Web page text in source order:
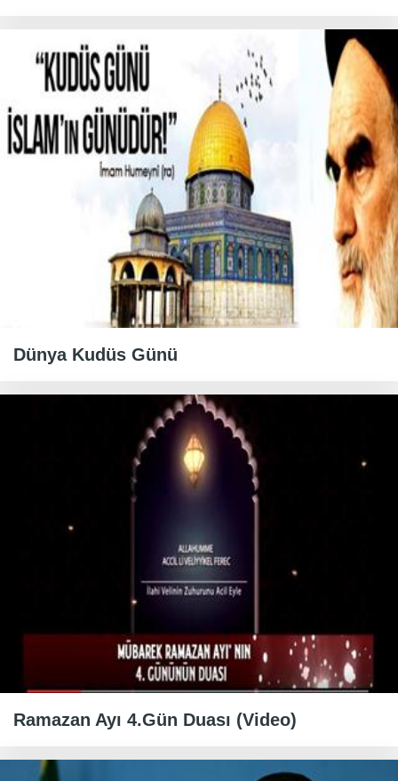
Dünya Kudüs Günü
Ramazan Ayı 4.Gün Duası (Video)